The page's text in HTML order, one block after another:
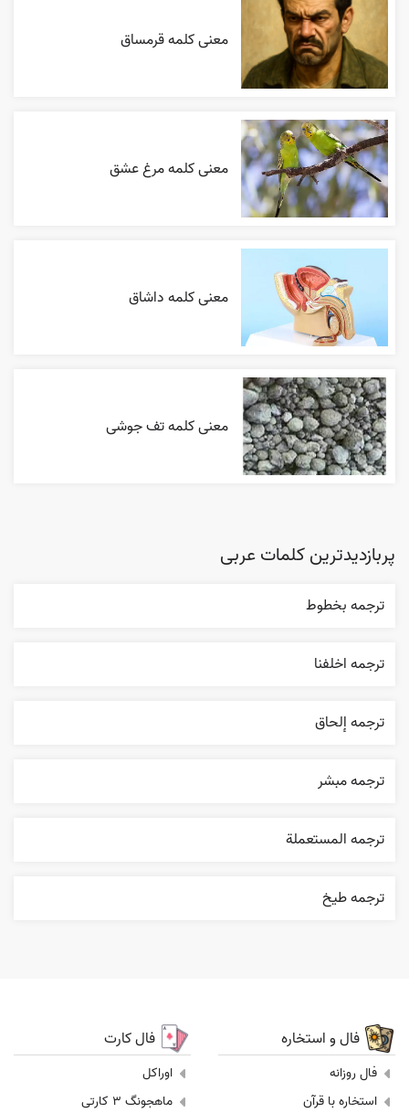
معنی کلمه قرمساق
معنی کلمه مرغ عشق
معنی کلمه داشاق
معنی کلمه تف جوشی
پربازدیدترین کلمات عربی
ترجمه بخطوط
ترجمه اخلفنا
ترجمه إلحاق
ترجمه مبشر
ترجمه المستعملة
ترجمه طيخ
فال و استخاره
فال روزانه
استخاره با قرآن
فال کارت
اوراکل
ماهجونگ 3 کارتی